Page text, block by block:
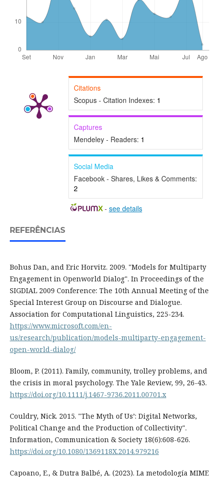
Citations
Scopus - Citation Indexes: 1
Captures
Mendeley - Readers: 1
Social Media
Facebook - Shares, Likes & Comments:
2
- see details
REFERÊNCIAS
Bohus Dan, and Eric Horvitz. 2009. "Models for Multiparty
Engagement in Openworld Dialog". In Proceedings of the
SIGDIAL 2009 Conference: The 10th Annual Meeting of the
Special Interest Group on Discourse and Dialogue.
Association for Computational Linguistics, 225-234.
https://www.microsoft.com/en-
us/research/publication/models-multiparty-engagement-
open-world-dialog/
Bloom, P. (2011). Family, community, trolley problems, and
the crisis in moral psychology. The Yale Review, 99, 26-43.
https://doi.org/10.1111/j.1467-9736.2011.00701.x
Couldry, Nick. 2015. "The Myth of Us’: Digital Networks,
Political Change and the Production of Collectivity".
Information, Communication & Society 18(6):608-626.
https://doi.org/10.1080/1369118X.2014.979216
Capoano, E., & Dutra Balbé, A. (2023). La metodología MIME